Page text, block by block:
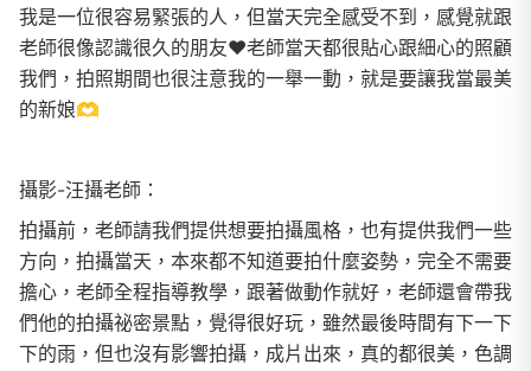
我是一位很容易緊張的人，但當天完全感受不到，感覺就跟
老師很像認識很久的朋友❤️老師當天都很貼心跟細心的照顧
我們，拍照期間也很注意我的一舉一動，就是要讓我當最美
的新娘🫶
攝影-汪攝老師：
拍攝前，老師請我們提供想要拍攝風格，也有提供我們一些
方向，拍攝當天，本來都不知道要拍什麼姿勢，完全不需要
擔心，老師全程指導教學，跟著做動作就好，老師還會帶我
們他的拍攝祕密景點，覺得很好玩，雖然最後時間有下一下
下的雨，但也沒有影響拍攝，成片出來，真的都很美，色調